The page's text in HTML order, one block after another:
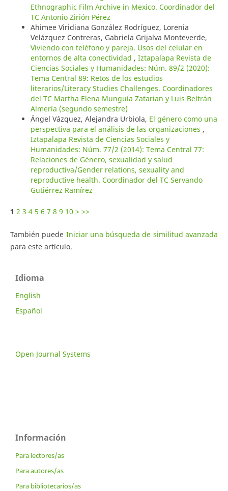
Ethnographic Film Archive in Mexico. Coordinador del
TC Antonio Zirión Pérez
Ahimee Viridiana González Rodríguez, Lorenia
Velázquez Contreras, Gabriela Grijalva Monteverde,
Viviendo con teléfono y pareja. Usos del celular en
entornos de alta conectividad , Iztapalapa Revista de
Ciencias Sociales y Humanidades: Núm. 89/2 (2020):
Tema Central 89: Retos de los estudios
literarios/Literacy Studies Challenges. Coordinadores
del TC Martha Elena Munguía Zatarian y Luis Beltrán
Almería (segundo semestre)
Ángel Vázquez, Alejandra Urbiola, El género como una
perspectiva para el análisis de las organizaciones ,
Iztapalapa Revista de Ciencias Sociales y
Humanidades: Núm. 77/2 (2014): Tema Central 77:
Relaciones de Género, sexualidad y salud
reproductiva/Gender relations, sexuality and
reproductive health. Coordinador del TC Servando
Gutiérrez Ramírez
1 2 3 4 5 6 7 8 9 10 > >>
También puede Iniciar una búsqueda de similitud avanzada
para este artículo.
Idioma
English
Español
Open Journal Systems
Información
Para lectores/as
Para autores/as
Para bibliotecarios/as